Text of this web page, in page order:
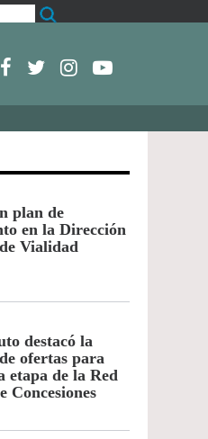
plan de
en la Dirección
Vialidad
destacó la
ofertas para
etapa de la Red
Concesiones